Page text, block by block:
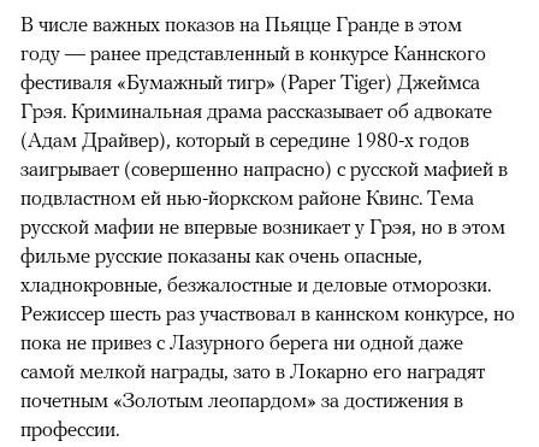
В числе важных показов на Пьяцце Гранде в этом
году — ранее представленный в конкурсе Каннского
фестиваля «Бумажный тигр» (Paper Tiger) Джеймса
Грэя. Криминальная драма рассказывает об адвокате
(Адам Драйвер), который в середине 1980-х годов
заигрывает (совершенно напрасно) с русской мафией в
подвластном ей нью-йоркском районе Квинс. Тема
русской мафии не впервые возникает у Грэя, но в этом
фильме русские показаны как очень опасные,
хладнокровные, безжалостные и деловые отморозки.
Режиссер шесть раз участвовал в каннском конкурсе, но
пока не привез с Лазурного берега ни одной даже
самой мелкой награды, зато в Локарно его наградят
почетным «Золотым леопардом» за достижения в
профессии.